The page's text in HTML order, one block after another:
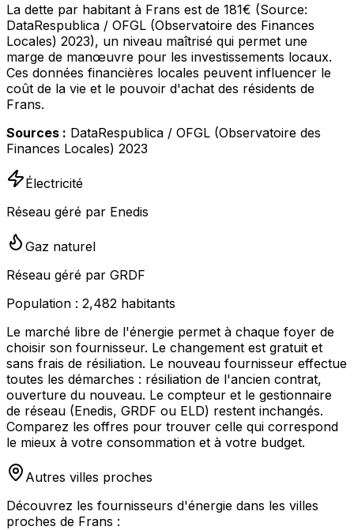
La dette par habitant à Frans est de 181€ (Source:
DataRespublica / OFGL (Observatoire des Finances
Locales) 2023), un niveau maîtrisé qui permet une
marge de manœuvre pour les investissements locaux.
Ces données financières locales peuvent influencer le
coût de la vie et le pouvoir d'achat des résidents de
Frans.
Sources : DataRespublica / OFGL (Observatoire des
Finances Locales) 2023
Électricité
Réseau géré par Enedis
Gaz naturel
Réseau géré par GRDF
Population : 2,482 habitants
Le marché libre de l'énergie permet à chaque foyer de
choisir son fournisseur. Le changement est gratuit et
sans frais de résiliation. Le nouveau fournisseur effectue
toutes les démarches : résiliation de l'ancien contrat,
ouverture du nouveau. Le compteur et le gestionnaire
de réseau (Enedis, GRDF ou ELD) restent inchangés.
Comparez les offres pour trouver celle qui correspond
le mieux à votre consommation et à votre budget.
Autres villes proches
Découvrez les fournisseurs d'énergie dans les villes
proches de Frans :